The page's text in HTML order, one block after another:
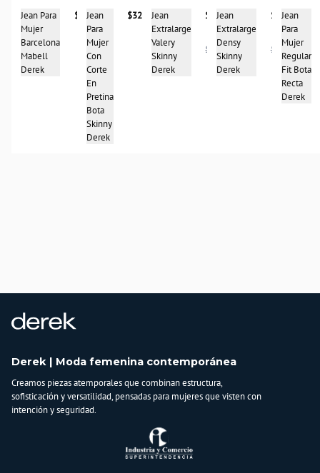
Jean Para
Mujer
Barcelona
Mabell
Derek
$327.900
Jean
Para
Mujer
Con
Corte
En
Pretina
Bota
Skinny
Derek
$327.900
Jean
Extralarge
Valery
Skinny
Derek
$99.950
$214.950
Jean
Extralarge
Densy
Skinny
Derek
$99.950
$227.950
Jean
Para
Mujer
Regular
Fit Bota
Recta
Derek
Derek | Moda femenina contemporánea
Creamos piezas atemporales que combinan estructura,
sofisticación y versatilidad, pensadas para mujeres que visten con
intención y seguridad.